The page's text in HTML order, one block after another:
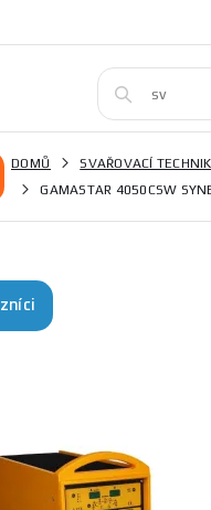
DOMŮ SVAŘOVACÍ
GAMASTAR 4050CSW